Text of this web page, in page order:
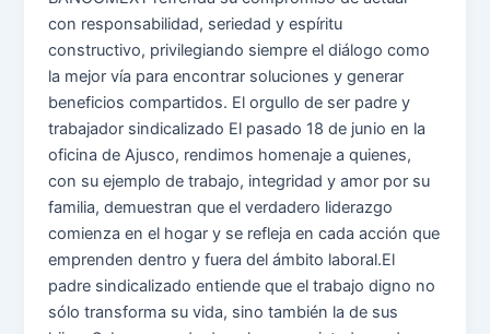
con responsabilidad, seriedad y espíritu
constructivo, privilegiando siempre el diálogo como
la mejor vía para encontrar soluciones y generar
beneficios compartidos. El orgullo de ser padre y
trabajador sindicalizado El pasado 18 de junio en la
oficina de Ajusco, rendimos homenaje a quienes,
con su ejemplo de trabajo, integridad y amor por su
familia, demuestran que el verdadero liderazgo
comienza en el hogar y se refleja en cada acción que
emprenden dentro y fuera del ámbito laboral.El
padre sindicalizado entiende que el trabajo digno no
sólo transforma su vida, sino también la de sus